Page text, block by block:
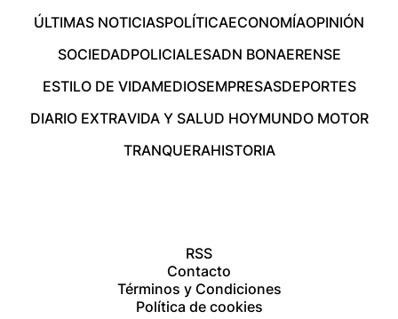
ÚLTIMAS NOTICIASPOLÍTICAECONOMÍAOPINIÓN
SOCIEDADPOLICIALESADN BONAERENSE
ESTILO DE VIDAMEDIOSEMPRESASDEPORTES
DIARIO EXTRAVIDA Y SALUD HOYMUNDO MOTOR
TRANQUERAHISTORIA
RSS
Contacto
Términos y Condiciones
Política de cookies